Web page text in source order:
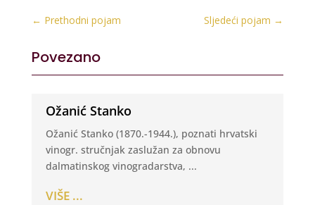
← Prethodni pojam Sljedeći pojam →
Povezano
Ožanić Stanko
Ožanić Stanko (1870.-1944.), poznati hrvatski
vinogr. stručnjak zaslužan za obnovu
dalmatinskog vinogradarstva, ...
VIŠE ...